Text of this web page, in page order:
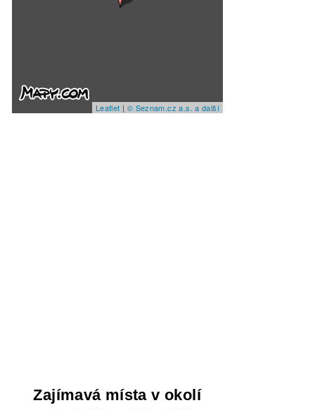
Leaflet | © Seznam.cz a.s. a další
Zajímavá místa v okolí